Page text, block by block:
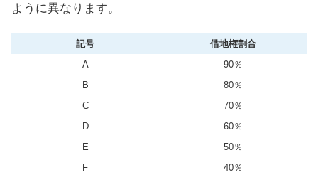
ように異なります。
記号
借地権割合
A
90％
B
80％
C
70％
D
60％
E
50％
F
40％